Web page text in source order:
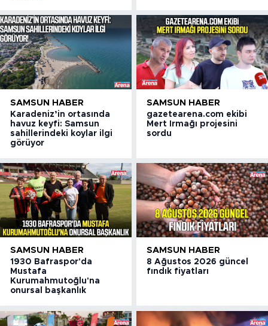
SAMSUN HABER
Karadeniz’in ortasında
havuz keyfi: Samsun
sahillerindeki koylar ilgi
görüyor
SAMSUN HABER
gazetearena.com ekibi
Mert Irmağı projesini
sordu
SAMSUN HABER
1930 Bafraspor'da
Mustafa
Kurumahmutoğlu'na
onursal başkanlık
SAMSUN HABER
8 Ağustos 2026 güncel
fındık fiyatları